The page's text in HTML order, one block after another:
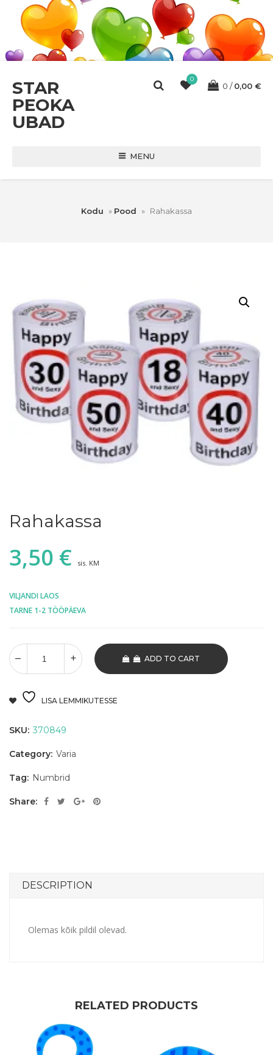
STAR
PEOKA
UBAD
0
0 0,00 €
MENU
Kodu » Pood » Rahakassa
Rahakassa
3,50 € sis. KM
VILJANDI LAOS
TARNE 1-2 TÖÖPÄEVA
ADD TO CART
LISA LEMMIKUTESSE
SKU: 370849
Category: Varia
Tag: Numbrid
Share:
DESCRIPTION
Olemas kõik pildil olevad.
RELATED PRODUCTS